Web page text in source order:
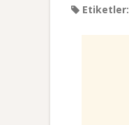
Etiketler: